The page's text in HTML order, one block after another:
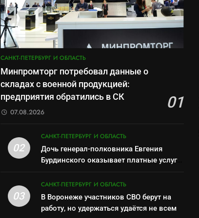
САНКТ-ПЕТЕРБУРГ И ОБЛАСТЬ
Минпромторг потребовал данные о
складах с военной продукцией:
предприятия обратились в СК
01
07.08.2026
02
САНКТ-ПЕТЕРБУРГ И ОБЛАСТЬ
Дочь генерал-полковника Евгения
Бурдинского оказывает платные услуги
бронирования
03
САНКТ-ПЕТЕРБУРГ И ОБЛАСТЬ
В Воронеже участников СВО берут на
работу, но удержаться удаётся не всем